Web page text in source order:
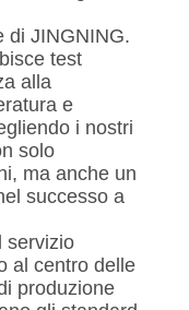
di JINGNING.
test
alla
e
i nostri
solo
ma anche un
successo a
servizio
al centro delle
produzione